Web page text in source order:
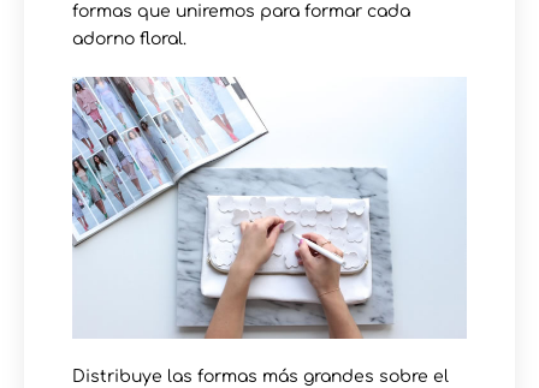
formas que uniremos para formar cada
adorno floral.
Distribuye las formas más grandes sobre el